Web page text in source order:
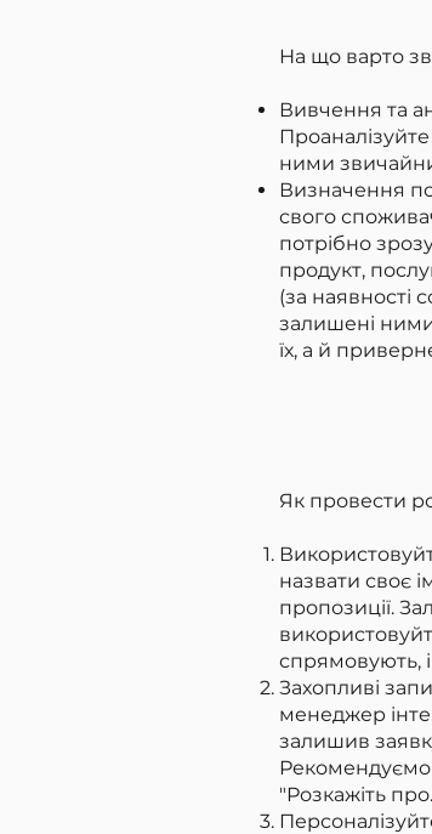
На що варто
Вивчення та
ними
Визначення
свого
потрібно
продукт,
(за наявності
залишені
їх, а й
Як провести
назвати своє
пропозиції.
спрямовують,
Захопливі
менеджер
залишив
Рекомендуємо
"Розкажіть